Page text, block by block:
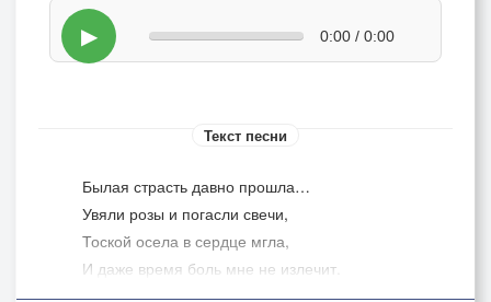
▶ 0:00 / 0:00
Текст песни
Былая страсть давно прошла…
Увяли розы и погасли свечи,
Тоской осела в сердце мгла,
И даже время боль мне не излечит.